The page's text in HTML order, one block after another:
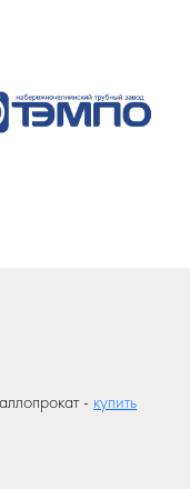
- купить